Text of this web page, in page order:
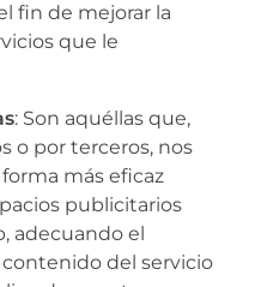
fin de mejorar la
que le
: Son aquéllas que,
o por terceros, nos
más eficaz
publicitarios
adecuando el
del servicio